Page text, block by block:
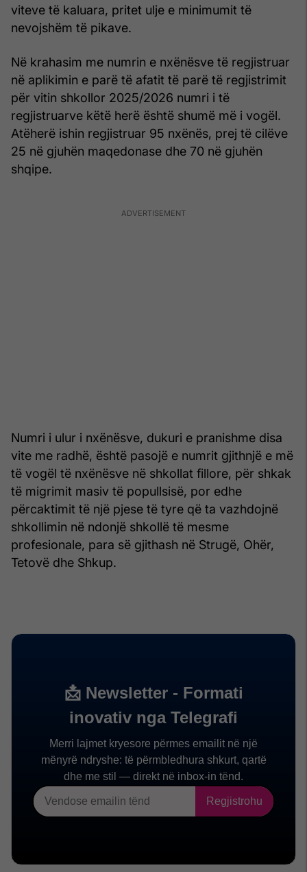
viteve të kaluara, pritet ulje e minimumit të
nevojshëm të pikave.
Në krahasim me numrin e nxënësve të regjistruar
në aplikimin e parë të afatit të parë të regjistrimit
për vitin shkollor 2025/2026 numri i të
regjistruarve këtë herë është shumë më i vogël.
Atëherë ishin regjistruar 95 nxënës, prej të cilëve
25 në gjuhën maqedonase dhe 70 në gjuhën
shqipe.
Numri i ulur i nxënësve, dukuri e pranishme disa
vite me radhë, është pasojë e numrit gjithnjë e më
të vogël të nxënësve në shkollat fillore, për shkak
të migrimit masiv të popullsisë, por edhe
përcaktimit të një pjese të tyre që ta vazhdojnë
shkollimin në ndonjë shkollë të mesme
profesionale, para së gjithash në Strugë, Ohër,
Tetovë dhe Shkup.